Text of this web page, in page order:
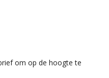
om op de hoogte te